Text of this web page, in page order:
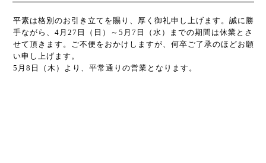
平素は格別のお引き立てを賜り、厚く御礼申し上げます。誠に勝
手ながら、4月27日（日）～5月7日（水）までの期間は休業とさ
せて頂きます。ご不便をおかけしますが、何卒ご了承のほどお願
い申し上げます。
5月8日（木）より、平常通りの営業となります。